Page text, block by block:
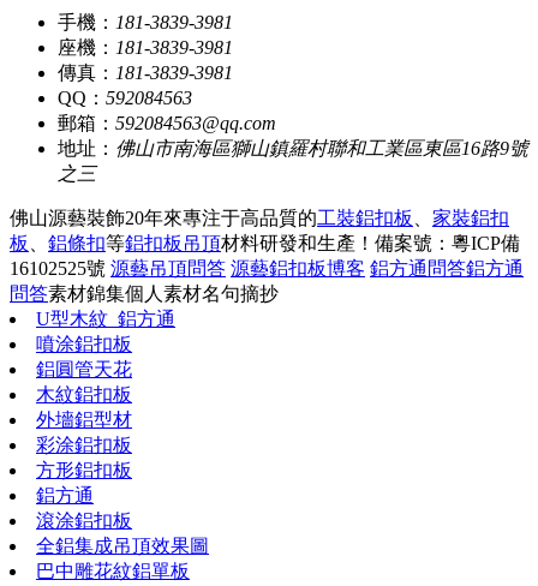
手機： 181-3839-3981
座機： 181-3839-3981
傳真： 181-3839-3981
QQ： 592084563
郵箱： 592084563@qq.com
地址： 佛山市南海區獅山鎮羅村聯和工業區東區16路9號
之三
佛山源藝裝飾20年來專注于高品質的工裝鋁扣板
家裝鋁扣
板
鋁條扣等鋁扣板吊頂材料研發和生產！ 備案號：粵ICP備
16102525號 源藝吊頂問答 源藝鋁扣板博客 鋁方通問答鋁方通
問答素材錦集個人素材名句摘抄
U型木紋_鋁方通
噴涂鋁扣板
鋁圓管天花
木紋鋁扣板
外墻鋁型材
彩涂鋁扣板
方形鋁扣板
鋁方通
滾涂鋁扣板
全鋁集成吊頂效果圖
巴中雕花紋鋁單板